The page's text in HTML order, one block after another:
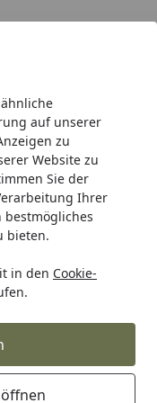
auf unserer
zu
Website zu
Sie der
Ihrer
bestmögliches
bieten.
in den Cookie-
Hotline
& Pool-
468,99€)
SLIP-ON
ON
matt
S